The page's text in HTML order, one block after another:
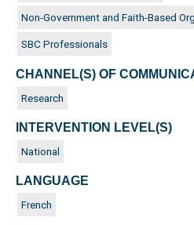
Non-Government and Faith-Based
SBC Professionals
CHANNEL(S) OF
Research
INTERVENTION LEVEL(S)
National
LANGUAGE
French